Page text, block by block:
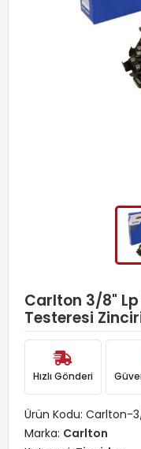
Carlton 3/8" Lp
Testeresi
Hızlı Gönderi
Ürün Kodu: Carlton-
Marka: Carlton